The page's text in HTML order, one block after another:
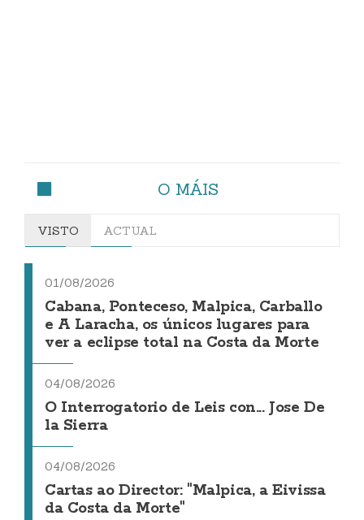
O MÁIS
VISTO ACTUAL
01/08/2026
Cabana, Ponteceso, Malpica, Carballo
e A Laracha, os únicos lugares para
ver a eclipse total na Costa da Morte
04/08/2026
O Interrogatorio de Leis con... Jose De
la Sierra
04/08/2026
Cartas ao Director: "Malpica, a Eivissa
da Costa da Morte"